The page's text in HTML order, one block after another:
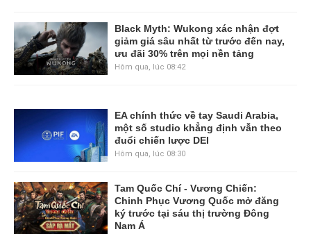
Black Myth: Wukong xác nhận đợt
giảm giá sâu nhất từ trước đến nay,
ưu đãi 30% trên mọi nền tảng
Hôm qua, lúc 08:42
EA chính thức về tay Saudi Arabia,
một số studio khẳng định vẫn theo
đuổi chiến lược DEI
Hôm qua, lúc 08:30
Tam Quốc Chí - Vương Chiến:
Chinh Phục Vương Quốc mở đăng
ký trước tại sáu thị trường Đông
Nam Á